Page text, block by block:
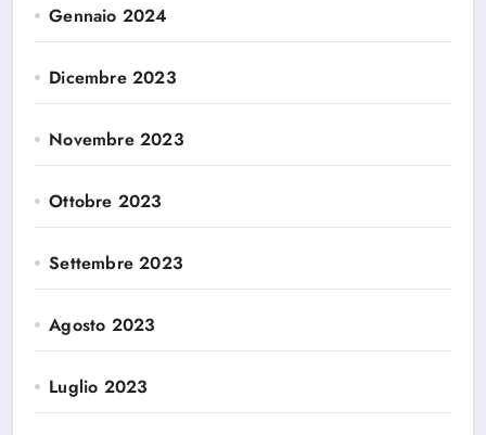
Gennaio 2024
Dicembre 2023
Novembre 2023
Ottobre 2023
Settembre 2023
Agosto 2023
Luglio 2023